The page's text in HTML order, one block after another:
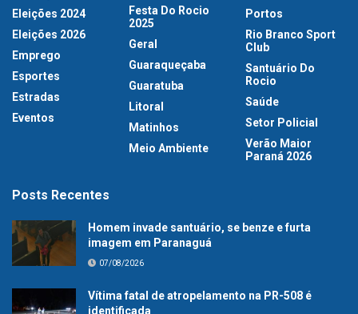
Eleições 2024
Eleições 2026
Emprego
Esportes
Estradas
Eventos
Festa Do Rocio
2025
Geral
Guaraqueçaba
Guaratuba
Litoral
Matinhos
Meio Ambiente
Portos
Rio Branco Sport
Club
Santuário Do
Rocio
Saúde
Setor Policial
Verão Maior
Paraná 2026
Posts Recentes
Homem invade santuário, se benze e furta
imagem em Paranaguá
07/08/2026
Vítima fatal de atropelamento na PR-508 é
identificada